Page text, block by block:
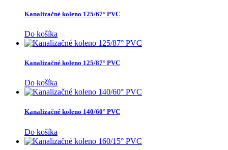
Kanalizačné koleno 125/67° PVC
Do košíka
Kanalizačné koleno 125/87° PVC
Do košíka
Kanalizačné koleno 140/60° PVC
Do košíka